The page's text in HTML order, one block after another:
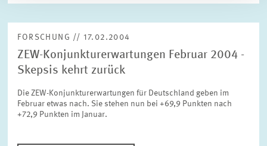
FORSCHUNG // 17.02.2004
ZEW-Konjunkturerwartungen Februar 2004 -
Skepsis kehrt zurück
Die ZEW-Konjunkturerwartungen für Deutschland geben im
Februar etwas nach. Sie stehen nun bei +69,9 Punkten nach
+72,9 Punkten im Januar.